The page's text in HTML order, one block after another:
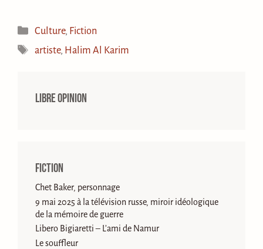
Catégories
Culture, Fiction
Étiquettes
artiste, Halim Al Karim
Libre opinion
Fiction
Chet Baker, personnage
9 mai 2025 à la télévision russe, miroir idéologique
de la mémoire de guerre
Libero Bigiaretti – L’ami de Namur
Le souffleur